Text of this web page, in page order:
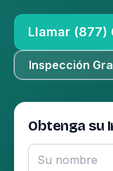
Llamar
Inspección
Obtenga su